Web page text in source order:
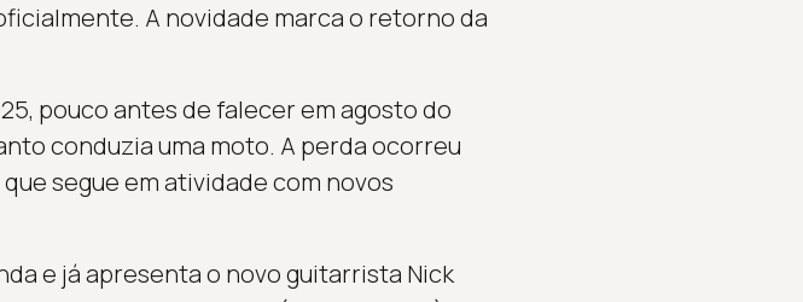
A novidade marca o retorno da
pouco antes de falecer em agosto do
conduzia uma moto. A perda ocorreu
segue em atividade com novos
e já apresenta o novo guitarrista Nick